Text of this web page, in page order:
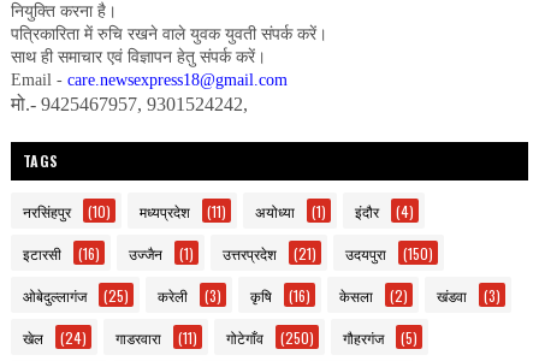
नियुक्ति करना है।
पत्रिकारिता में रुचि रखने वाले युवक युवती संपर्क करें।
साथ ही समाचार एवं विज्ञापन हेतु संपर्क करें।
Email - care.newsexpress18@gmail.com
मो.- 9425467957, 9301524242,
TAGS
नरसिंहपुर (10) मध्यप्रदेश (11) अयोध्या (1) इंदौर (4)
इटारसी (16) उज्जैन (1) उत्तरप्रदेश (21) उदयपुरा (150)
ओबेदुल्लागंज (25) करेली (3) कृषि (16) केसला (2) खंडवा (3)
खेल (24) गाडरवारा (11) गोटेगाँव (250) गौहरगंज (5)